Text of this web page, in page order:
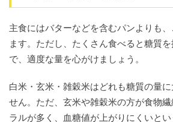
主食にはバターなどを含むパンよりも
ます。ただし、たくさん食べると糖質
で、適度な量を心がけましょう。
白米・玄米・雑穀米はどれも糖質の量
せん。ただ、玄米や雑穀米の方が食物
ラルが多く、血糖値が上がりにくいと